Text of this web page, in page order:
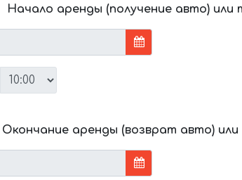
Начало аренды (получение авто) или
Окончание аренды (возврат авто)